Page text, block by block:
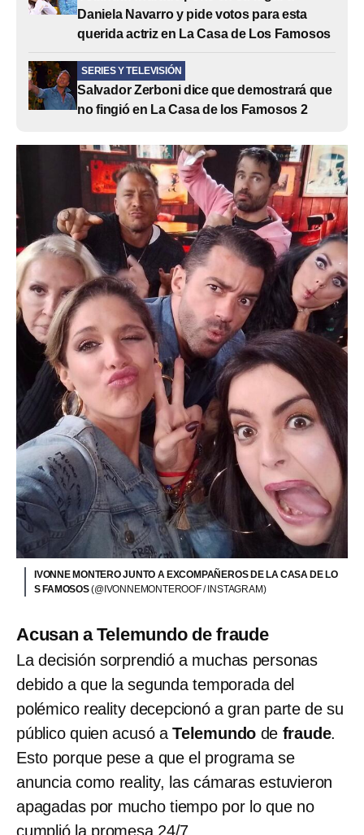
Daniela Navarro y pide votos para esta
querida actriz en La Casa de Los Famosos
SERIES Y TELEVISIÓN
Salvador Zerboni dice que demostrará que
no fingió en La Casa de los Famosos 2
IVONNE MONTERO JUNTO A EXCOMPAÑEROS DE LA CASA DE LO
S FAMOSOS(@IVONNEMONTEROOF / INSTAGRAM)
Acusan a Telemundo de fraude
La decisión sorprendió a muchas personas
debido a que la segunda temporada del
polémico reality decepcionó a gran parte de su
público quien acusó aTelemundo de fraude.
Esto porque pese a que el programa se
anuncia como reality, las cámaras estuvieron
apagadas por mucho tiempo por lo que no
cumplió la promesa 24/7.